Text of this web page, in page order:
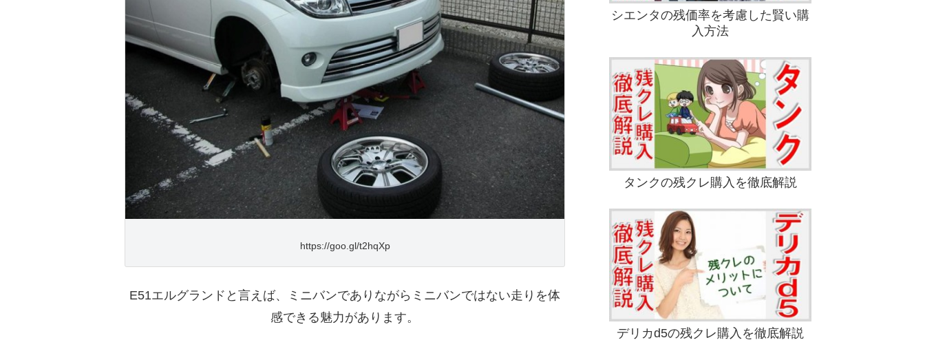
https://goo.gl/t2hqXp
E51エルグランドと言えば、ミニバンでありながらミニバンではない走りを体
感できる魅力があります。
シエンタの残価率を考慮した賢い購
入方法
タンクの残クレ購入を徹底解説
デリカd5の残クレ購入を徹底解説